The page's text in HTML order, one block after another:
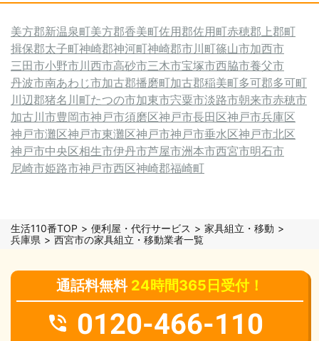
美方郡新温泉町美方郡香美町佐用郡佐用町赤穂郡上郡町
揖保郡太子町神崎郡神河町神崎郡市川町篠山市加西市
三田市小野市川西市高砂市三木市宝塚市西脇市養父市
丹波市南あわじ市加古郡播磨町加古郡稲美町多可郡多可町
川辺郡猪名川町たつの市加東市宍粟市淡路市朝来市赤穂市
加古川市豊岡市神戸市須磨区神戸市長田区神戸市兵庫区
神戸市灘区神戸市東灘区神戸市神戸市垂水区神戸市北区
神戸市中央区相生市伊丹市芦屋市洲本市西宮市明石市
尼崎市姫路市神戸市西区神崎郡福崎町
生活110番TOP 便利屋・代行サービス
家具組立・移動
兵庫県
西宮市の家具組立・移動業者一覧
通話料無料 24時間365日受付！
0120-466-110